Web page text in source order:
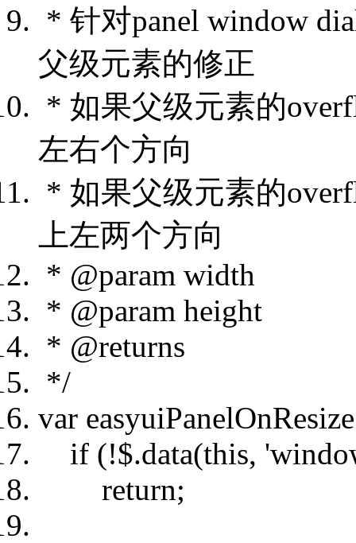
* 针对panel window
父级元素的修正
* 如果父级元素的
左右个方向
* 如果父级元素的
上左两个方向
* @param width
* @param height
* @returns
*/
var
if (!$.data(this,
return;